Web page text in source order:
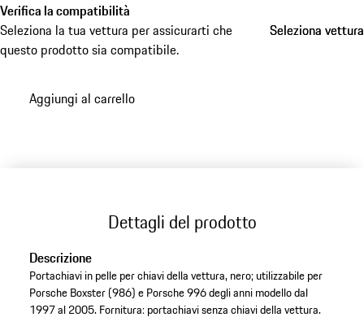
Verifica la compatibilità
Seleziona la tua vettura per assicurarti che
questo prodotto sia compatibile.
Seleziona vettura
Seleziona vettura
Aggiungi al carrello
Dettagli del prodotto
Descrizione
Portachiavi in pelle per chiavi della vettura, nero; utilizzabile per
Porsche Boxster (986) e Porsche 996 degli anni modello dal
1997 al 2005. Fornitura: portachiavi senza chiavi della vettura.